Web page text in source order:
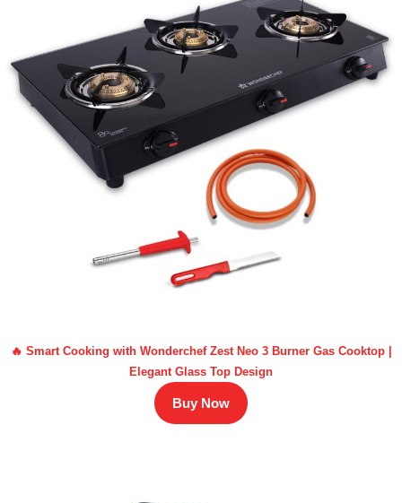
🔥 Smart Cooking with Wonderchef Zest Neo 3 Burner Gas Cooktop |
Elegant Glass Top Design
Buy Now